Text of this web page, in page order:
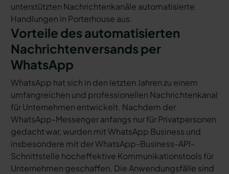
unterstützten Nachrichtenkanäle automatisierte
Handlungen in Porterhouse aus.
Vorteile des automatisierten
Nachrichtenversands per
WhatsApp
WhatsApp hat sich in den letzten Jahren zu einem
umfangreichen und professionellen Nachrichtenkanal
für Unternehmen entwickelt. Nachdem der
WhatsApp-Messenger anfangs nur für Privatpersonen
gedacht war, wurden mit WhatsApp Business und
insbesondere mit der WhatsApp-Business-API-
Schnittstelle hocheffektive Kommunikationstools für
Unternehmen geschaffen. Die Anwendungsfälle sind